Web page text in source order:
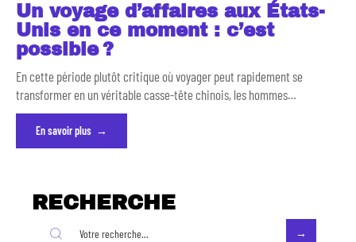
Un voyage d’affaires aux États-
Unis en ce moment : c’est
possible ?
En cette période plutôt critique où voyager peut rapidement se
transformer en un véritable casse-tête chinois, les hommes…
En savoir plus
RECHERCHE